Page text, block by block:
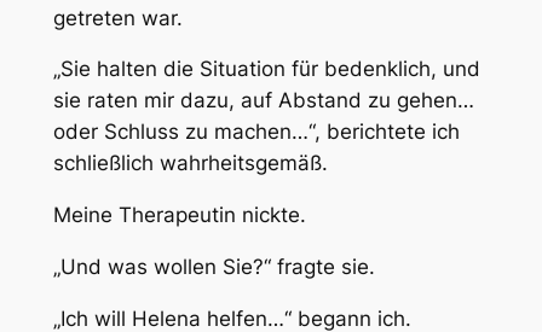
getreten war.
„Sie halten die Situation für bedenklich, und
sie raten mir dazu, auf Abstand zu gehen…
oder Schluss zu machen…“, berichtete ich
schließlich wahrheitsgemäß.
Meine Therapeutin nickte.
„Und was wollen Sie?“ fragte sie.
„Ich will Helena helfen…“ begann ich.